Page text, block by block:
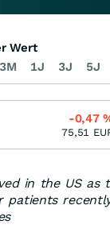
in the US as
patients
3M 1J 3J 5J
Wert
-0,47
75,51